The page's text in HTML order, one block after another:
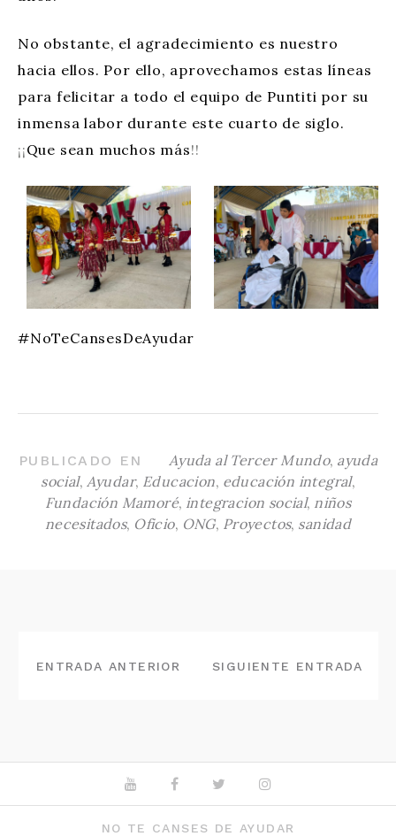
No obstante, el agradecimiento es nuestro
hacia ellos. Por ello, aprovechamos estas líneas
para felicitar a todo el equipo de Puntiti por su
inmensa labor durante este cuarto de siglo.
¡¡Que sean muchos más!!
#NoTeCansesDeAyudar
PUBLICADO EN Ayuda al Tercer Mundo, ayuda
social, Ayudar, Educacion, educación integral,
Fundación Mamoré, integracion social, niños
necesitados, Oficio, ONG, Proyectos, sanidad
DEENTRADA ANTERIOR SIGUIENTE ENTRADA
YoutubeFacebookTwitter
NO TE CANSES DE AYUDAR